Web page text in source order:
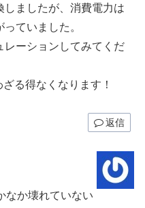
しましたが、消費電力は
ていました。
レーションしてみてくだ
る得なくなります！
返信
なか壊れていない